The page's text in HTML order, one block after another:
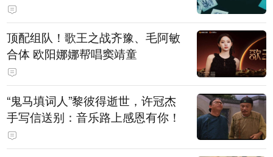
顶配组队！歌王之战齐豫、毛阿敏
合体 欧阳娜娜帮唱窦靖童
“鬼马填词人”黎彼得逝世，许冠杰
手写信送别：音乐路上感恩有你！